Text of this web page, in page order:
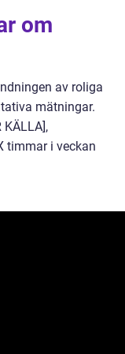
om
av roliga
mätningar.
KÄLLA],
timmar i veckan